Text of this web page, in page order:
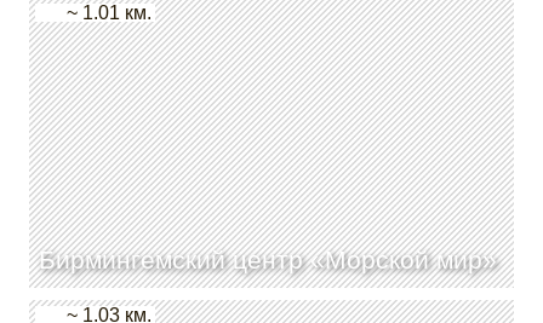
Бирмингемский центр «Морской мир»
~ 1.01 км.
~ 1.03 км.